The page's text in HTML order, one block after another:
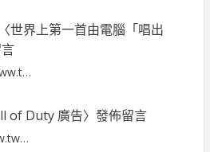
世界上第一首由電腦「唱出
of Duty 廣告〉發佈留言